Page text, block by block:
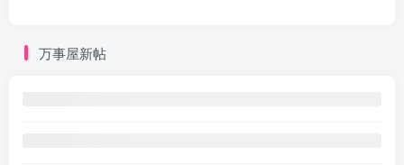
万事屋新帖